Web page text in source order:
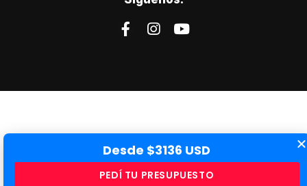
Desde $3136 USD
PEDÍ TU PRESUPUESTO